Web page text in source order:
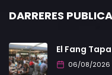
DARRERES
El Fang
06/08/2026